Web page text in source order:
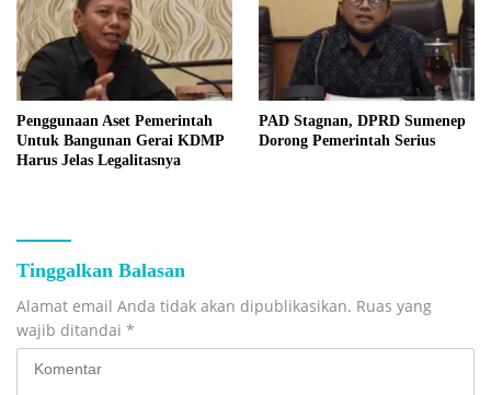
Penggunaan Aset Pemerintah
Untuk Bangunan Gerai KDMP
Harus Jelas Legalitasnya
PAD Stagnan, DPRD Sumenep
Dorong Pemerintah Serius
Tinggalkan Balasan
Alamat email Anda tidak akan dipublikasikan. Ruas yang
wajib ditandai *